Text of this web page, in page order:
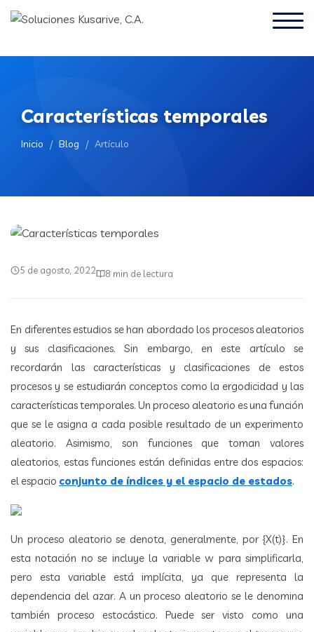
Características temporales
Inicio / Blog / Artículo
5 de agosto, 2022 8 min de lectura
En diferentes estudios se han abordado los procesos aleatorios
y sus clasificaciones. Sin embargo, en este artículo se
recordarán las características y clasificaciones de estos
procesos y se estudiarán conceptos como la ergodicidad y las
características temporales. Un proceso aleatorio es una función
que se le asigna a cada posible resultado de un experimento
aleatorio. Asimismo, son funciones que toman valores
aleatorios, estas funciones están definidas entre dos espacios:
el espacio conjunto de índices y el espacio de estados.
Un proceso aleatorio se denota, generalmente, por {X(t)}. En
esta notación no se incluye la variable w para simplificarla,
pero esta variable está implícita, ya que representa la
dependencia del azar. A un proceso aleatorio se le denomina
también proceso estocástico. Puede ser visto como una